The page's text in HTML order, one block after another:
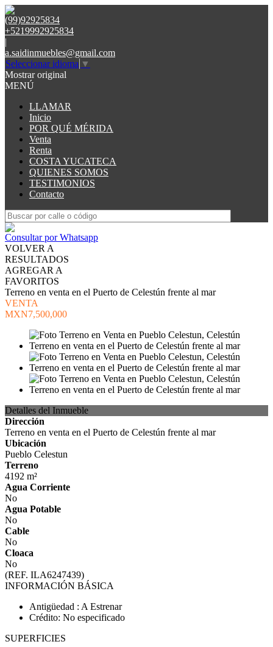
(99)92925834
+5219992925834
|
a.saidinmuebles@gmail.com
Seleccionar idioma ▼
Mostrar original
MENÚ
LLAMAR
Inicio
POR QUÉ MÉRIDA
Venta
Renta
COSTA YUCATECA
QUIENES SOMOS
TESTIMONIOS
Contacto
Consultar por Whatsapp
VOLVER A
RESULTADOS
AGREGAR A
FAVORITOS
Terreno en venta en el Puerto de Celestún frente al mar
VENTA
MXN7,500,000
Detalles del Inmueble
Dirección
Terreno en venta en el Puerto de Celestún frente al mar
Ubicación
Pueblo Celestun
Terreno
4192 m²
Agua Corriente
No
Agua Potable
No
Cable
No
Cloaca
No
(REF. ILA6247439)
INFORMACIÓN BÁSICA
Antigüedad : A Estrenar
Crédito: No especificado
SUPERFICIES